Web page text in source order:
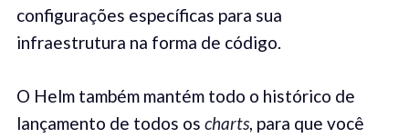
configurações específicas para sua
infraestrutura na forma de código.
O Helm também mantém todo o histórico de
lançamento de todos os charts, para que você